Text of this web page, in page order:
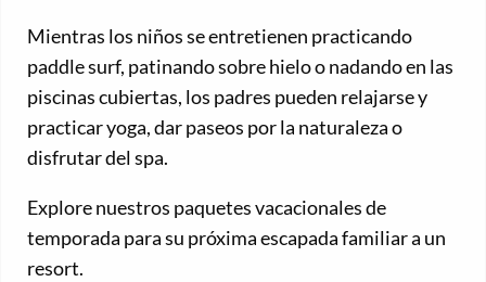
Mientras los niños se entretienen practicando
paddle surf, patinando sobre hielo o nadando en las
piscinas cubiertas, los padres pueden relajarse y
practicar yoga, dar paseos por la naturaleza o
disfrutar del spa.
Explore nuestros paquetes vacacionales de
temporada para su próxima escapada familiar a un
resort.